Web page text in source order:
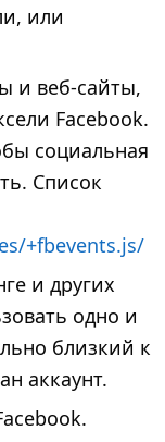
или
и веб-сайты,
Facebook.
социальная
Список
+fbevents.js/
и других
одно и
близкий к
аккаунт.